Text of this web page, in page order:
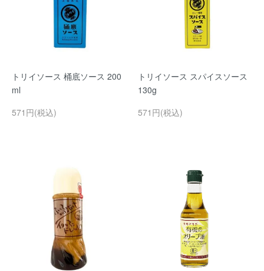
トリイソース 桶底ソース 200
ml
571円(税込)
トリイソース スパイスソース
130g
571円(税込)